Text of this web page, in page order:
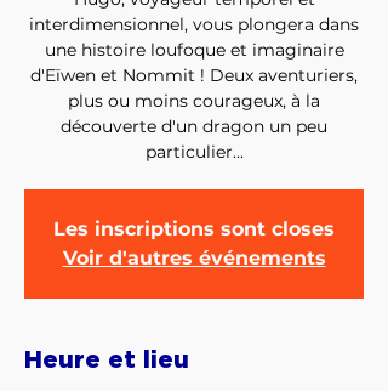
interdimensionnel, vous plongera dans
une histoire loufoque et imaginaire
d'Eïwen et Nommit ! Deux aventuriers,
plus ou moins courageux, à la
découverte d'un dragon un peu
particulier...
Les inscriptions sont closes
Voir d'autres événements
Heure et lieu